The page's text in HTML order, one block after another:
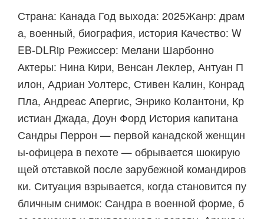
Страна: Канада Год выхода: 2025Жанр: драм
а, военный, биография, история Качество: W
EB-DLRip Режиссер: Мелани Шарбонно
Актеры: Нина Кири, Венсан Леклер, Антуан П
илон, Адриан Уолтерс, Стивен Калин, Конрад
Пла, Андреас Апергис, Энрико Колантони, Кр
истиан Джада, Доун Форд История капитана
Сандры Перрон — первой канадской женщин
ы-офицера в пехоте — обрывается шокирую
щей отставкой после зарубежной командиров
ки. Ситуация взрывается, когда становится пу
бличным снимок: Сандра в военной форме, б